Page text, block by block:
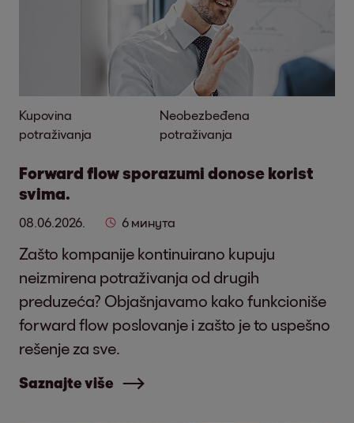
Kupovina
potraživanja
Neobezbeđena
potraživanja
Forward flow sporazumi donose korist
svima.
08.06.2026. 6 минута
Zašto kompanije kontinuirano kupuju
neizmirena potraživanja od drugih
preduzeća? Objašnjavamo kako funkcioniše
forward flow poslovanje i zašto je to uspešno
rešenje za sve.
Saznajte više